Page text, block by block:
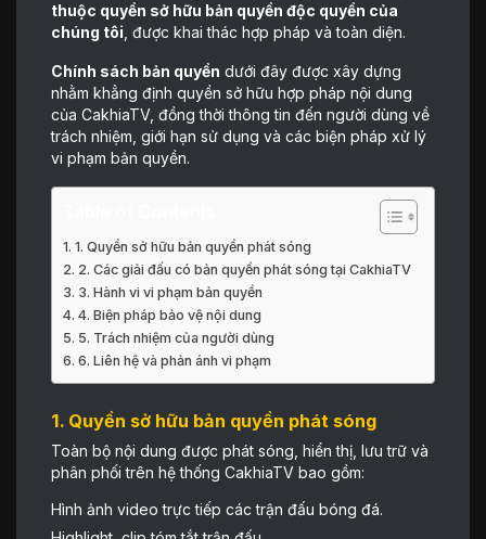
thuộc quyền sở hữu bản quyền độc quyền của
chúng tôi , được khai thác hợp pháp và toàn diện.
Chính sách bản quyền dưới đây được xây dựng
nhằm khẳng định quyền sở hữu hợp pháp nội dung
của CakhiaTV, đồng thời thông tin đến người dùng về
trách nhiệm, giới hạn sử dụng và các biện pháp xử lý
vi phạm bản quyền.
1. Quyền sở hữu bản quyền phát sóng
2. Các giải đấu có bản quyền phát sóng tại CakhiaTV
3. Hành vi vi phạm bản quyền
4. Biện pháp bảo vệ nội dung
5. Trách nhiệm của người dùng
6. Liên hệ và phản ánh vi phạm
1. Quyền sở hữu bản quyền phát sóng
Toàn bộ nội dung được phát sóng, hiển thị, lưu trữ và
phân phối trên hệ thống CakhiaTV bao gồm:
Hình ảnh video trực tiếp các trận đấu bóng đá.